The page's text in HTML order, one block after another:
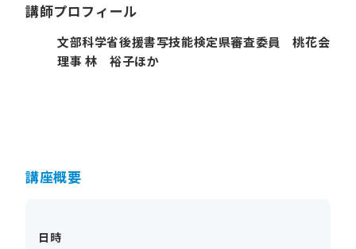
講師プロフィール
文部科学省後援書写技能検定県審査委員 桃花会
理事 林 裕子ほか
講座概要
日時